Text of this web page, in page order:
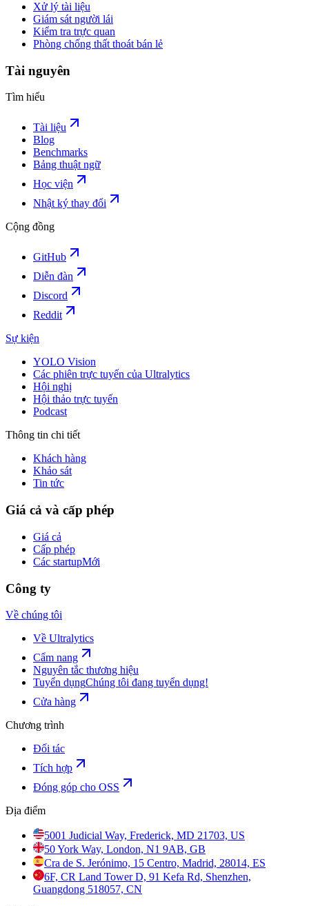
Xử lý tài liệu
Giám sát người lái
Kiểm tra trực quan
Phòng chống thất thoát bán lẻ
Tài nguyên
Tìm hiểu
Tài liệu
Blog
Benchmarks
Bảng thuật ngữ
Học viện
Nhật ký thay đổi
Cộng đồng
GitHub
Diễn đàn
Discord
Reddit
Sự kiện
YOLO Vision
Các phiên trực tuyến của Ultralytics
Hội nghị
Hội thảo trực tuyến
Podcast
Thông tin chi tiết
Khách hàng
Khảo sát
Tin tức
Giá cả và cấp phép
Giá cả
Cấp phép
Các startupMới
Công ty
Về chúng tôi
Về Ultralytics
Cẩm nang
Nguyên tắc thương hiệu
Tuyển dụngChúng tôi đang tuyển dụng!
Cửa hàng
Chương trình
Đối tác
Tích hợp
Đóng góp cho OSS
Địa điểm
5001 Judicial Way, Frederick, MD 21703, US
50 York Way, London, N1 9AB, GB
Cra de S. Jerónimo, 15 Centro, Madrid, 28014, ES
6F, CR Land Tower D, 91 Kefa Rd, Shenzhen,
Guangdong 518057, CN